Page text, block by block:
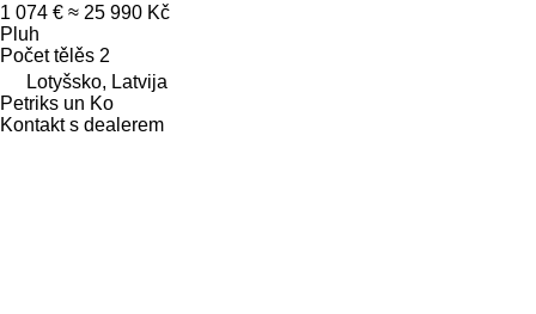
1 074 € ≈ 25 990 Kč
Pluh
Počet tělěs 2
Lotyšsko, Latvija
Petriks un Ko
Kontakt s dealerem